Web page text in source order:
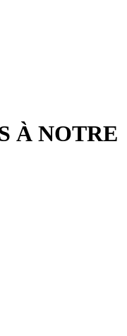
À NOTRE